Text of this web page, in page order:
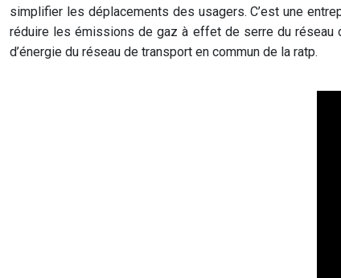
simplifier les déplacements des usagers. C’est une
réduire les émissions de gaz à effet de serre du réseau
d’énergie du réseau de transport en commun de la ratp.